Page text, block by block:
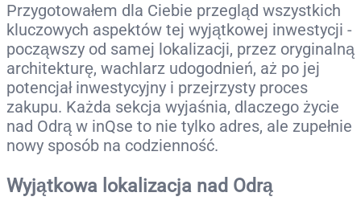
Przygotowałem dla Ciebie przegląd wszystkich
kluczowych aspektów tej wyjątkowej inwestycji -
począwszy od samej lokalizacji, przez oryginalną
architekturę, wachlarz udogodnień, aż po jej
potencjał inwestycyjny i przejrzysty proces
zakupu. Każda sekcja wyjaśnia, dlaczego życie
nad Odrą w inQse to nie tylko adres, ale zupełnie
nowy sposób na codzienność.
Wyjątkowa lokalizacja nad Odrą